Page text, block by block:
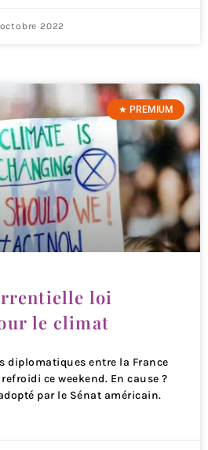
2022
★ PREMIUM
loi
le climat
diplomatiques entre la France
ce weekend. En cause ?
par le Sénat américain.